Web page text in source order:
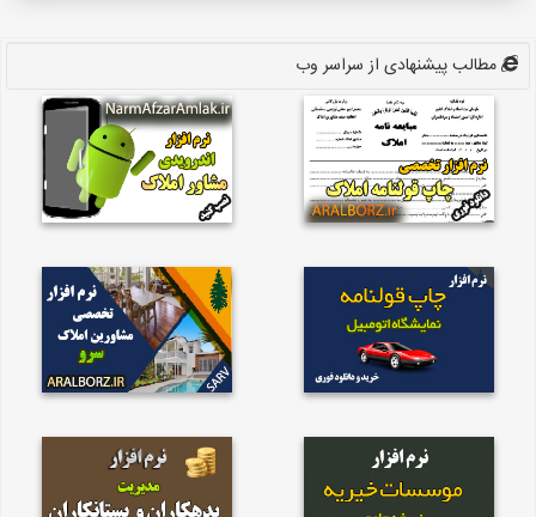
مطالب پیشنهادی از سراسر وب